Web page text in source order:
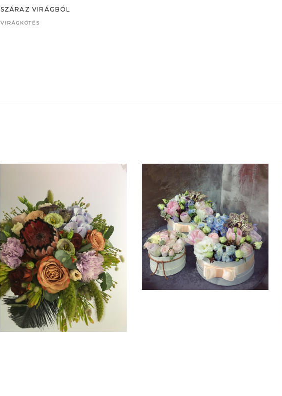
SZÁRAZ VIRÁGBÓL
VIRÁGKÖTÉS
TARTÓS CSOKROK SELYEM
ÉS SZÁRAZ VIRÁGBÓL
VIRÁGKÖTÉS
VIRÁGBOXOK
DEKORÁCIÓ ÉS AJÁNDÉK